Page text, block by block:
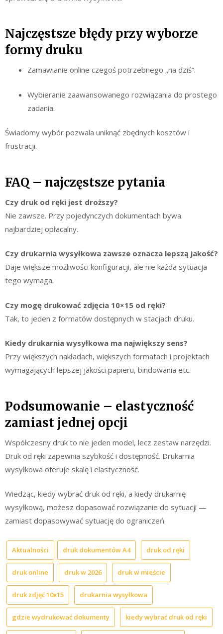
Najczęstsze błędy przy wyborze
formy druku
Zamawianie online czegoś potrzebnego „na dziś”.
Wybieranie zaawansowanego rozwiązania do prostego
zadania.
Świadomy wybór pozwala uniknąć zbędnych kosztów i
frustracji.
FAQ – najczęstsze pytania
Czy druk od ręki jest droższy?
Nie zawsze. Przy pojedynczych dokumentach bywa
najbardziej opłacalny.
Czy drukarnia wysyłkowa zawsze oznacza lepszą jakość?
Daje większe możliwości konfiguracji, ale nie każda sytuacja
tego wymaga.
Czy mogę drukować zdjęcia 10×15 od ręki?
Tak, to jeden z formatów dostępnych w stacjach druku.
Kiedy drukarnia wysyłkowa ma największy sens?
Przy większych nakładach, większych formatach i projektach
wymagających lepszej jakości papieru, bindowania etc.
Podsumowanie – elastyczność
zamiast jednej opcji
Współczesny druk to nie jeden model, lecz zestaw narzędzi.
Druk od ręki zapewnia szybkość i dostępność. Drukarnia
wysyłkowa oferuje skalę i elastyczność.
Wiedząc, kiedy wybrać druk od ręki, a kiedy drukarnię
wysyłkową, możesz dopasować rozwiązanie do sytuacji —
zamiast dopasowywać sytuację do ograniczeń.
Aktualności druk dokumentów A4 druk od ręki
druk online druk w 2026 druk w mieście
druk zdjęć 10x15 drukarnia wysyłkowa
gdzie wydrukować dokumenty kiedy wybrać druk od ręki